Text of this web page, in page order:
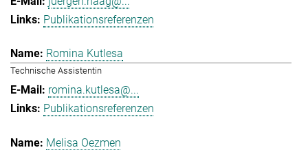
Publikationsreferenzen
Romina Kutlesa
Technische Assistentin
romina.kutlesa@...
Publikationsreferenzen
Melisa Oezmen